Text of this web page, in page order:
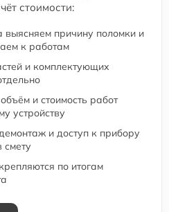
стоимости:
выясняем причину поломки и
к работам
и комплектующих
объём и стоимость работ
устройству
и доступ к прибору
по итогам